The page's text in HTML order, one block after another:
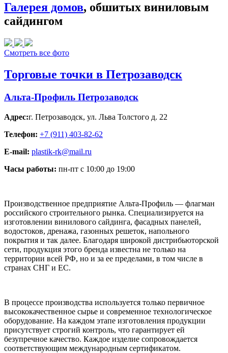
Галерея домов, обшитых виниловым
сайдингом
Смотреть все фото
Торговые точки в Петрозаводск
Альта-Профиль Петрозаводск
Адрес:г. Петрозаводск, ул. Льва Толстого д. 22
Телефон: +7 (911) 403-82-62
E-mail: plastik-rk@mail.ru
Часы работы: пн-пт с 10:00 до 19:00
Производственное предприятие Альта-Профиль — флагман
российского строительного рынка. Специализируется на
изготовлении винилового сайдинга, фасадных панелей,
водостоков, дренажа, газонных решеток, напольного
покрытия и так далее. Благодаря широкой дистрибьюторской
сети, продукция этого бренда известна не только на
территории всей РФ, но и за ее пределами, в том числе в
странах СНГ и ЕС.
В процессе производства используется только первичное
высококачественное сырье и современное технологическое
оборудование. На каждом этапе изготовления продукции
присутствует строгий контроль, что гарантирует ей
безупречное качество. Каждое изделие сопровождается
соответствующим международным сертификатом.